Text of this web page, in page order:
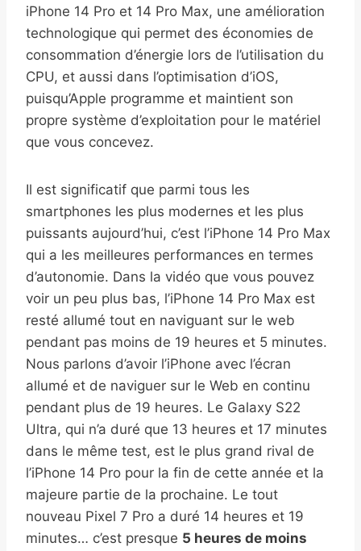
iPhone 14 Pro et 14 Pro Max, une amélioration
technologique qui permet des économies de
consommation d’énergie lors de l’utilisation du
CPU, et aussi dans l’optimisation d’iOS,
puisqu’Apple programme et maintient son
propre système d’exploitation pour le matériel
que vous concevez.
Il est significatif que parmi tous les
smartphones les plus modernes et les plus
puissants aujourd’hui, c’est l’iPhone 14 Pro Max
qui a les meilleures performances en termes
d’autonomie. Dans la vidéo que vous pouvez
voir un peu plus bas, l’iPhone 14 Pro Max est
resté allumé tout en naviguant sur le web
pendant pas moins de 19 heures et 5 minutes.
Nous parlons d’avoir l’iPhone avec l’écran
allumé et de naviguer sur le Web en continu
pendant plus de 19 heures. Le Galaxy S22
Ultra, qui n’a duré que 13 heures et 17 minutes
dans le même test, est le plus grand rival de
l’iPhone 14 Pro pour la fin de cette année et la
majeure partie de la prochaine. Le tout
nouveau Pixel 7 Pro a duré 14 heures et 19
minutes… c’est presque 5 heures de moins